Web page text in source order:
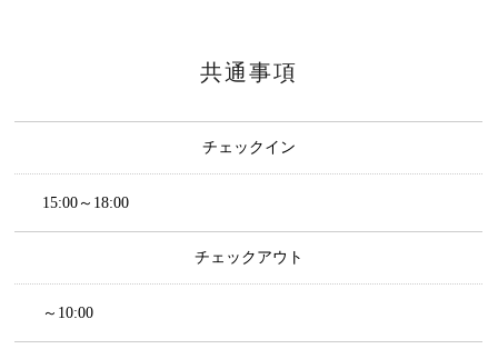
共通事項
チェックイン
15:00～18:00
チェックアウト
～10:00